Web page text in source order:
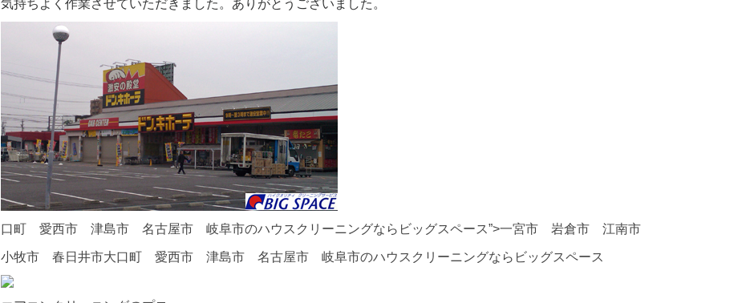
気持ちよく作業させていただきました。ありがとうございました。
口町 愛西市 津島市 名古屋市 岐阜市のハウスクリーニングならビッグスペース”>一宮市 岩倉市 江南市
小牧市 春日井市大口町 愛西市 津島市 名古屋市 岐阜市のハウスクリーニングならビッグスペース